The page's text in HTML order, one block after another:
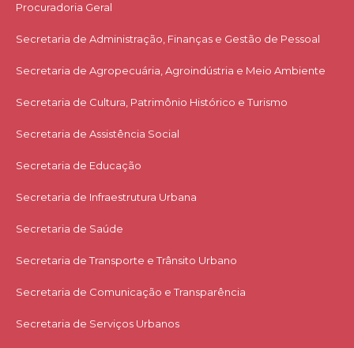
Procuradoria Geral
Secretaria de Administração, Finanças e Gestão de Pessoal
Secretaria de Agropecuária, Agroindústria e Meio Ambiente
Secretaria de Cultura, Patrimônio Histórico e Turismo
Secretaria de Assistência Social
Secretaria de Educação
Secretaria de Infraestrutura Urbana
Secretaria de Saúde
Secretaria de Transporte e Trânsito Urbano
Secretaria de Comunicação e Transparência
Secretaria de Serviços Urbanos